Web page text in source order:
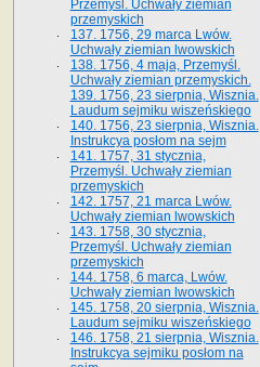
Przemyśl. Uchwały ziemian
przemyskich
137. 1756, 29 marca Lwów.
Uchwały ziemian lwowskich
138. 1756, 4 maja, Przemyśl.
Uchwały ziemian przemyskich.
139. 1756, 23 sierpnia, Wisznia.
Laudum sejmiku wiszeńskiego
140. 1756, 23 sierpnia, Wisznia.
Instrukcya posłom na sejm
141. 1757, 31 stycznia,
Przemyśl. Uchwały ziemian
przemyskich
142. 1757, 21 marca Lwów.
Uchwały ziemian lwowskich
143. 1758, 30 stycznia,
Przemyśl. Uchwały ziemian
przemyskich
144. 1758, 6 marca, Lwów.
Uchwały ziemian lwowskich
145. 1758, 20 sierpnia, Wisznia.
Laudum sejmiku wiszeńskiego
146. 1758, 21 sierpnia, Wisznia.
Instrukcya sejmiku posłom na